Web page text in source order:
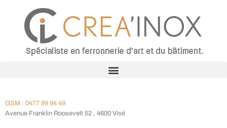
GSM : 0477 89 94 49
Avenue Franklin Roosevelt 52 , 4600 Visé